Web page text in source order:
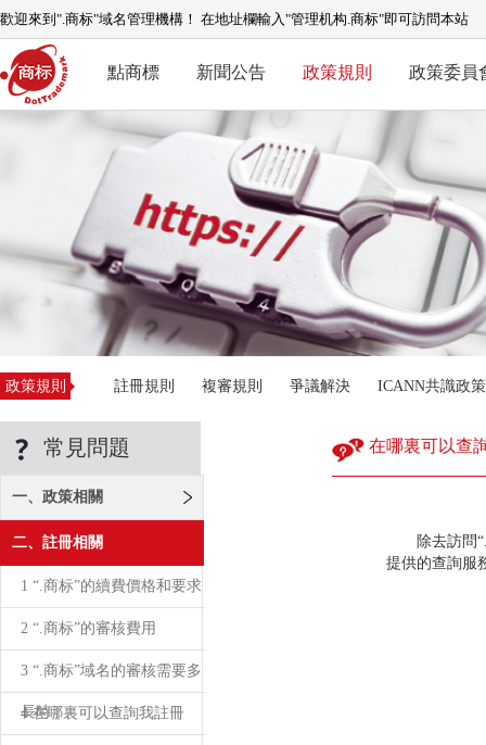
歡迎來到".商标"域名管理機構！ 在地址欄輸入"管理机构.商标"即可訪問本站
點商標 新聞公告 政策規則 政策委員
政策規則 註冊規則 複審規則 爭議解決 ICANN共識政策
常見問題
一、政策相關
二、註冊相關
1 “.商标”的續費價格和要求
2 “.商标”的審核費用
3 “.商标”域名的審核需要多
長時
4 在哪裏可以查詢我註冊
在哪裏可以查
除去訪問“.
提供的查詢服